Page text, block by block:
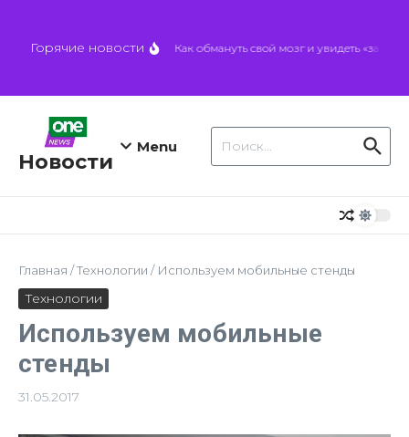
Горячие новости Как обмануть свой мозг и увидеть
Новости
Menu
Искать:
Главная /Технологии / Используем мобильные стенды
Технологии
Используем мобильные
стенды
31.05.2017